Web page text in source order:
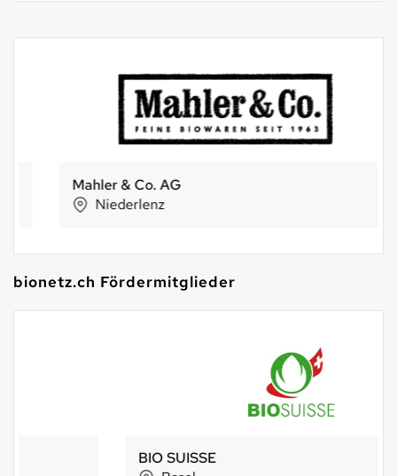
Mahler & Co. AG
Niederlenz
bionetz.ch Fördermitglieder